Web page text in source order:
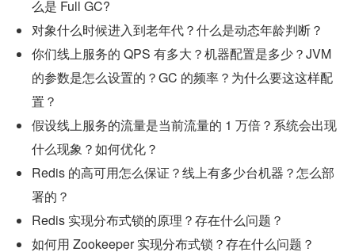
么是 Full GC?
对象什么时候进入到老年代？什么是动态年龄判断？
你们线上服务的 QPS 有多大？机器配置是多少？JVM
的参数是怎么设置的？GC 的频率？为什么要这这样配
置？
假设线上服务的流量是当前流量的 1 万倍？系统会出现
什么现象？如何优化？
Redis 的高可用怎么保证？线上有多少台机器？怎么部
署的？
Redis 实现分布式锁的原理？存在什么问题？
如何用 Zookeeper 实现分布式锁？存在什么问题？